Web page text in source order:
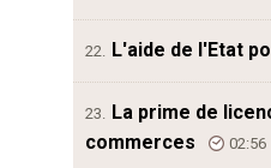
22. L'aide de l'Etat
23. La prime de
commerces
02:56